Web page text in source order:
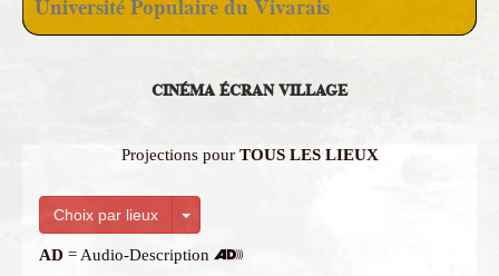
Université Populaire du Vivarais
CINÉMA ÉCRAN VILLAGE